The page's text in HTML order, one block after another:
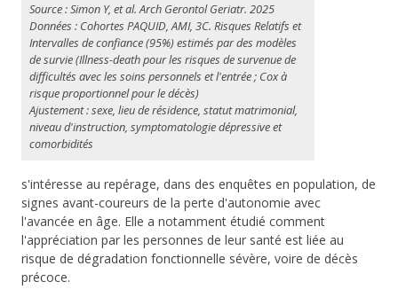
Source : Simon Y, et al.Arch Gerontol Geriatr. 2025
Données : Cohortes PAQUID, AMI, 3C. Risques Relatifs et
Intervalles de confiance (95%) estimés par des modèles
de survie (Illness-deathpour les risques de survenue de
difficultés avec les soins personnels et l'entrée ; Cox à
risque proportionnelpour le décès)
Ajustement : sexe, lieu de résidence, statut matrimonial,
niveau d'instruction, symptomatologie dépressive et
comorbidités
s'intéresse au repérage, dans des enquêtes en population, de
signes avant-coureurs de la perte d'autonomie avec
l'avancée en âge. Elle a notamment étudié comment
l'appréciation par les personnes de leur santé est liée au
risque de dégradation fonctionnelle sévère, voire de décès
précoce.